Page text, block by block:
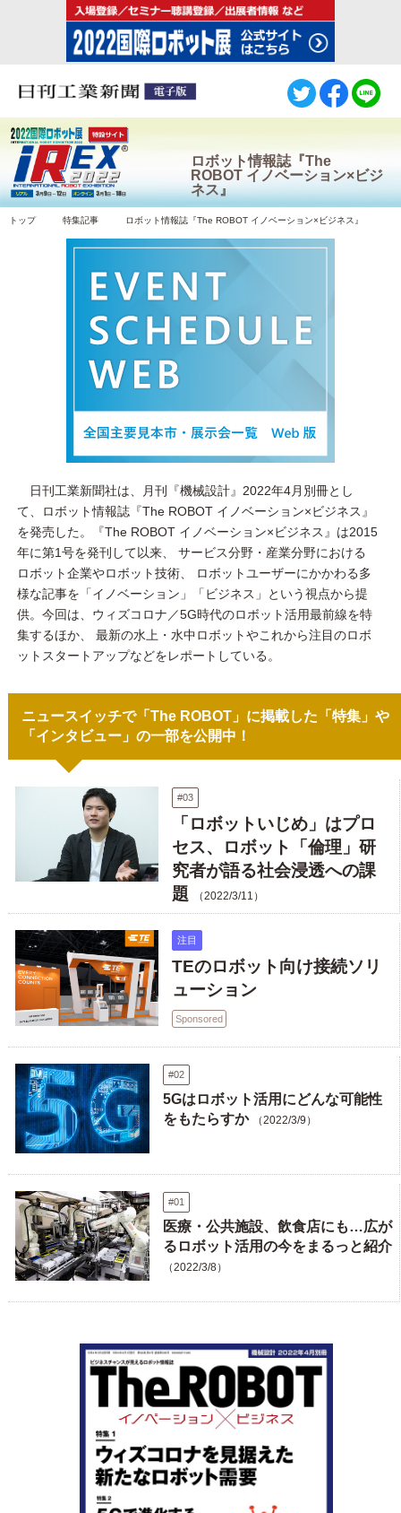
トップ 特集記事 ロボット情報誌『The ROBOT イノベーション×ビジネス』
ロボット情報誌『The
ROBOT イノベーション×ビジ
ネス』
日刊工業新聞社は、月刊『機械設計』2022年4月別冊とし
て、ロボット情報誌『The ROBOT イノベーション×ビジネス』
を発売した。『The ROBOT イノベーション×ビジネス』は2015
年に第1号を発刊して以来、 サービス分野・産業分野における
ロボット企業やロボット技術、 ロボットユーザーにかかわる多
様な記事を「イノベーション」「ビジネス」という視点から提
供。今回は、ウィズコロナ／5G時代のロボット活用最前線を特
集するほか、 最新の水上・水中ロボットやこれから注目のロボ
ットスタートアップなどをレポートしている。
ニュースイッチで「The ROBOT」に掲載した「特集」や
「インタビュー」の一部を公開中！
#03
「ロボットいじめ」はプロ
セス、ロボット「倫理」研
究者が語る社会浸透への課
題
（2022/3/11）
注目
TEのロボット向け接続ソリ
ューション
Sponsored
#02
5Gはロボット活用にどんな可能性
をもたらすか
（2022/3/9）
#01
医療・公共施設、飲食店にも…広が
るロボット活用の今をまるっと紹介
（2022/3/8）